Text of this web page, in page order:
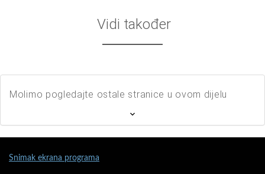
Vidi također
Molimo pogledajte ostale stranice u ovom dijelu
Snimak ekrana programa